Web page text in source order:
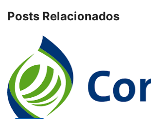
Posts Relacionados